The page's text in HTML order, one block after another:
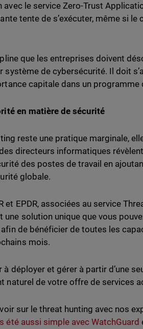
avec le service Zero-Trust
tente de s’exécuter, même si
que les entreprises doivent
de cybersécurité. Il doit
capitale dans un
en matière de sécurité
reste une pratique marginale,
directeurs informatiques
des postes de travail en
globale.
et EPDR, associées au service
une solution unique que vous
de bénéficier de toutes les
mois.
déployer et gérer à partir d’une
naturel de votre offre de services
sur le threat hunting avec nos
été aussi simple avec WatchGuard